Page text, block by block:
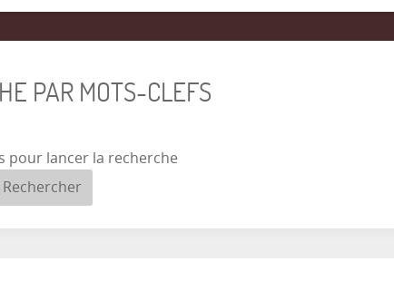
PAR MOTS-CLEFS
pour lancer la recherche
Rechercher